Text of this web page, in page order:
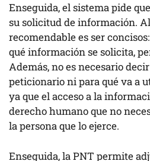
Enseguida, el sistema pide
su solicitud de información.
recomendable es ser
qué información se solicita,
Además, no es necesario
peticionario ni para qué va a
ya que el acceso a la
derecho humano que no
la persona que lo ejerce.
Enseguida, la PNT permite